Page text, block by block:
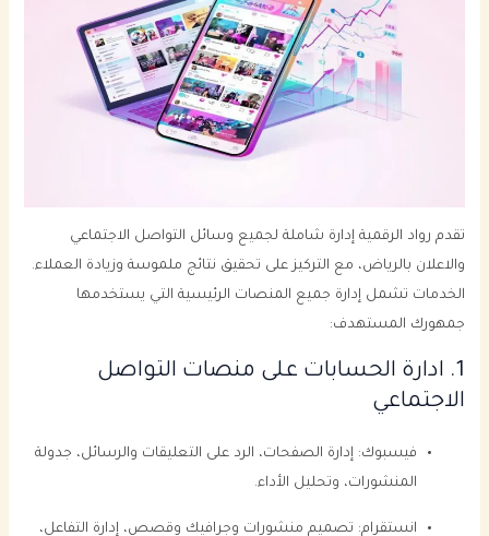
تقدم رواد الرقمية إدارة شاملة لجميع وسائل التواصل الاجتماعي
والاعلان بالرياض، مع التركيز على تحقيق نتائج ملموسة وزيادة العملاء.
الخدمات تشمل إدارة جميع المنصات الرئيسية التي يستخدمها
جمهورك المستهدف:
1. ادارة الحسابات على منصات التواصل
الاجتماعي
فيسبوك: إدارة الصفحات، الرد على التعليقات والرسائل، جدولة
المنشورات، وتحليل الأداء.
انستقرام: تصميم منشورات وجرافيك وقصص، إدارة التفاعل،